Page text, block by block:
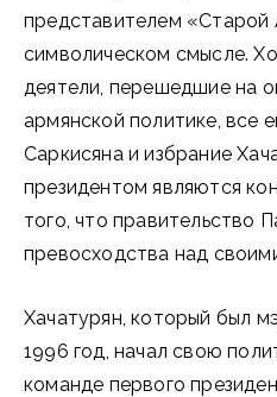
представителем «Старой
символическом смысле.
деятели, перешедшие на
армянской политике, все
Саркисяна и избрание
президентом являются
того, что правительство
превосходства над
Хачатурян, который был
1996 год, начал свою
команде первого